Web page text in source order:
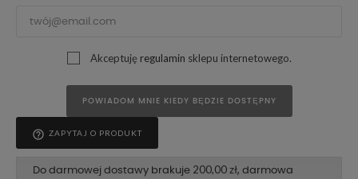
Akceptuję regulamin sklepu internetowego.
POWIADOM MNIE KIEDY BĘDZIE DOSTĘPNY
help_outline ZAPYTAJ O PRODUKT
Do darmowej dostawy brakuje 200,00 zł, darmowa